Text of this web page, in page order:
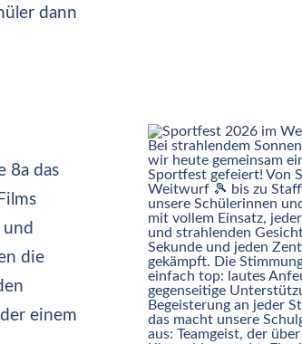
dann
8a das
die
einem